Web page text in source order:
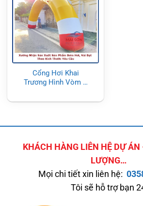
Cổng Hơi Khai
Trương Hình Vòm –
sản xuất theo yêu cầu
KHÁCH HÀNG LIÊN HỆ DỰ ÁN
LƯỢNG…
Mọi chi tiết xin liên hệ:
Tôi sẽ hỗ trợ bạn